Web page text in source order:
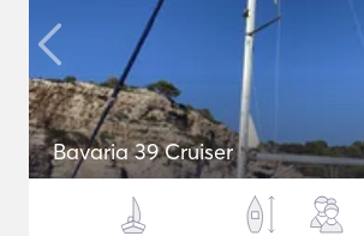
Bavaria 39 Cruiser